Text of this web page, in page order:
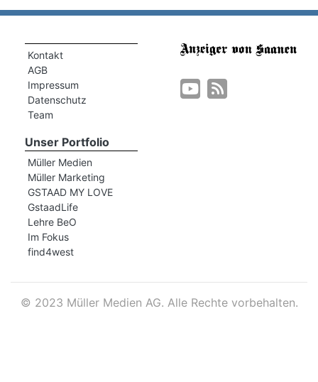
Kontakt
AGB
Impressum
Datenschutz
Team
Unser Portfolio
Müller Medien
Müller Marketing
GSTAAD MY LOVE
GstaadLife
Lehre BeO
Im Fokus
find4west
© 2023 Müller Medien AG. Alle Rechte vorbehalten.